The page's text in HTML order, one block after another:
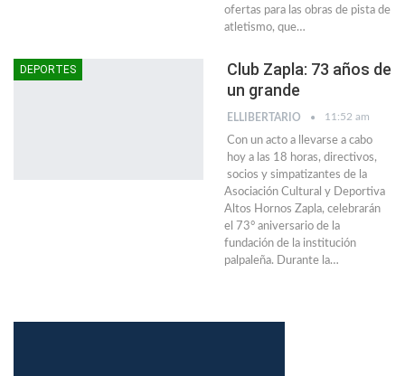
ofertas para las obras de pista de
atletismo, que…
DEPORTES
Club Zapla: 73 años de
un grande
ELLIBERTARIO 11:52 am
Con un acto a llevarse a cabo
hoy a las 18 horas, directivos,
socios y simpatizantes de la
Asociación Cultural y Deportiva
Altos Hornos Zapla, celebrarán
el 73° aniversario de la
fundación de la institución
palpaleña. Durante la…